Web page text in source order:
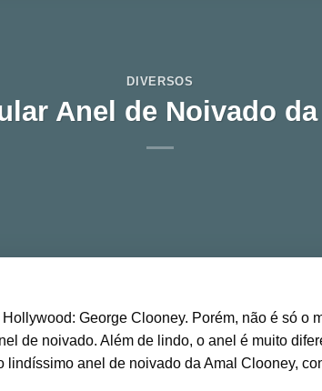
DIVERSOS
Anel de Noivado
George Clooney. Porém, não é só o
de noivado. Além de lindo, o anel é muito
anel de noivado da Amal Clooney,